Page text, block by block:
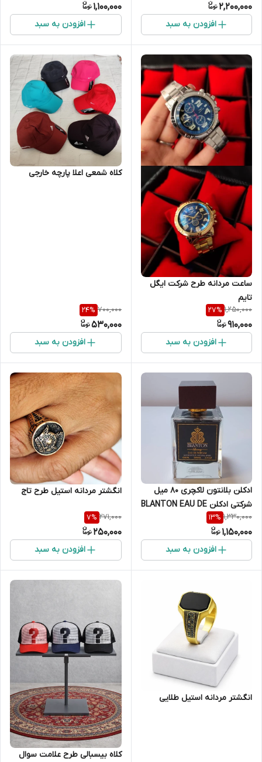
2,200,000
افزودن به سبد
1,100,000
افزودن به سبد
ساعت مردانه طرح شرکت ایگل
تایم
1,250,000
27%
910,000
افزودن به سبد
کلاه شمعی اعلا پارچه خارجی
700,000
24%
530,000
افزودن به سبد
ادکلن بلانتون لاکچری 80 میل
شرکتی ادکلن BLANTON EAU DE
PAFUM
1,330,000
13%
1,150,000
افزودن به سبد
انگشتر مردانه استیل طرح تاج
271,000
7%
250,000
افزودن به سبد
انگشتر مردانه استیل طلایی
کلاه بیسبالی طرح علامت سوال